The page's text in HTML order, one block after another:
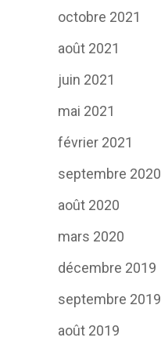
octobre 2021
août 2021
juin 2021
mai 2021
février 2021
septembre 2020
août 2020
mars 2020
décembre 2019
septembre 2019
août 2019